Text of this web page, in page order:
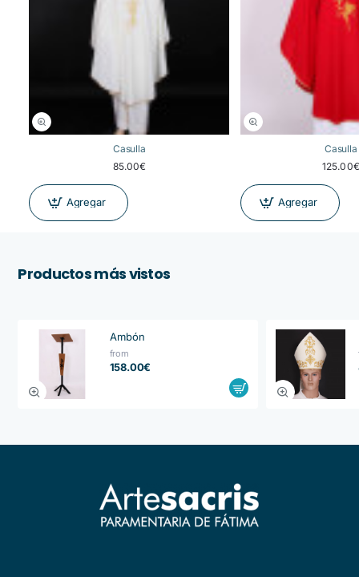
Casulla
85.00€
Agregar
Casulla
125.00€
Agregar
Productos más vistos
Ambón
from
158.00€